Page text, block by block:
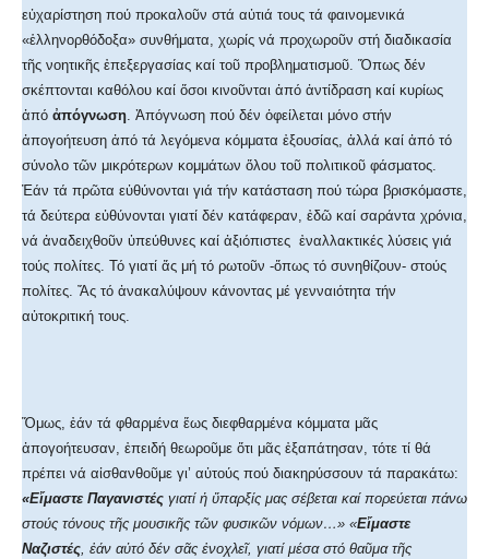
εὐχαρίστηση πού προκαλοῦν στά αὐτιά τους τά φαινομενικά
«ἑλληνορθόδοξα» συνθήματα, χωρίς νά προχωροῦν στή διαδικασία
τῆς νοητικῆς ἐπεξεργασίας καί τοῦ προβληματισμοῦ. Ὅπως δέν
σκέπτονται καθόλου καί ὅσοι κινοῦνται ἀπό ἀντίδραση καί κυρίως
ἀπό ἀπόγνωση. Ἀπόγνωση πού δέν ὀφείλεται μόνο στήν
ἀπογοήτευση ἀπό τά λεγόμενα κόμματα ἐξουσίας, ἀλλά καί ἀπό τό
σύνολο τῶν μικρότερων κομμάτων ὅλου τοῦ πολιτικοῦ φάσματος.
Ἐάν τά πρῶτα εὐθύνονται γιά τήν κατάσταση πού τώρα βρισκόμαστε,
τά δεύτερα εὐθύνονται γιατί δέν κατάφεραν, ἐδῶ καί σαράντα χρόνια,
νά ἀναδειχθοῦν ὑπεύθυνες καί ἀξιόπιστες ἐναλλακτικές λύσεις γιά
τούς πολίτες. Τό γιατί ἄς μή τό ρωτοῦν -ὅπως τό συνηθίζουν- στούς
πολίτες. Ἄς τό ἀνακαλύψουν κάνοντας μέ γενναιότητα τήν
αὐτοκριτική τους.
Ὅμως, ἐάν τά φθαρμένα ἕως διεφθαρμένα κόμματα μᾶς
ἀπογοήτευσαν, ἐπειδή θεωροῦμε ὅτι μᾶς ἐξαπάτησαν, τότε τί θά
πρέπει νά αἰσθανθοῦμε γι’ αὐτούς πού διακηρύσσουν τά παρακάτω:
«Εἴμαστε Παγανιστές γιατί ἡ ὕπαρξίς μας σέβεται καί πορεύεται πάνω
στούς τόνους τῆς μουσικῆς τῶν φυσικῶν νόμων…» «Εἴμαστε
Ναζιστές, ἐάν αὐτό δέν σᾶς ἐνοχλεῖ, γιατί μέσα στό θαῦμα τῆς